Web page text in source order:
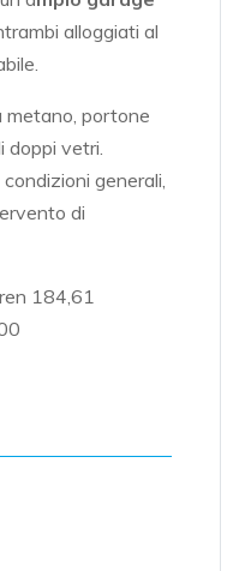
alloggiati al
metano, portone
doppi vetri.
generali,
di
184,61